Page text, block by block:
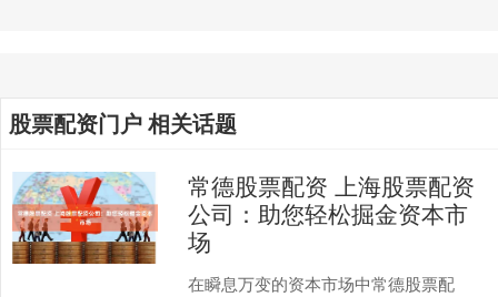
股票配资门户 相关话题
常德股票配资 上海股票配资
公司：助您轻松掘金资本市
场
在瞬息万变的资本市场中常德股票配